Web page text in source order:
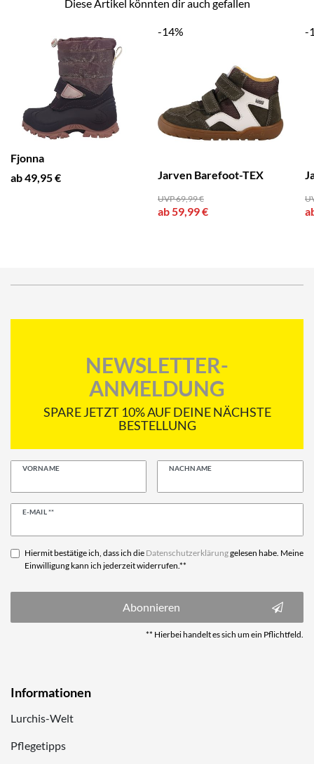
Diese Artikel könnten dir auch gefallen
Fjonna
ab 49,95 €
-14%
Jarven Barefoot-TEX
UVP 69,99 €
ab 59,99 €
-
NEWSLETTER-
ANMELDUNG
SPARE JETZT 10% AUF DEINE NÄCHSTE
BESTELLUNG
VORNAME NACHNAME
E-MAIL **
Newsletter
Hiermit bestätige ich, dass ich die Daten­schutz­erklärunggelesen habe. Meine
Einwilligung kann ich jederzeit widerrufen.**
Abonnieren
** Hierbei handelt es sich um ein Pflichtfeld.
Informationen
Lurchis-Welt
Pflegetipps